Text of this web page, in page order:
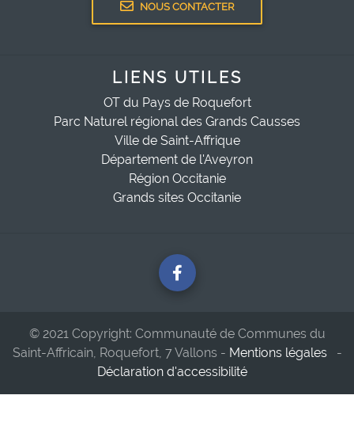
NOUS CONTACTER
LIENS UTILES
OT du Pays de Roquefort
Parc Naturel régional des Grands Causses
Ville de Saint-Affrique
Département de l'Aveyron
Région Occitanie
Grands sites Occitanie
© 2021 Copyright: Communauté de Communes du
Saint-Affricain, Roquefort, 7 Vallons - Mentions légales -
Déclaration d'accessibilité